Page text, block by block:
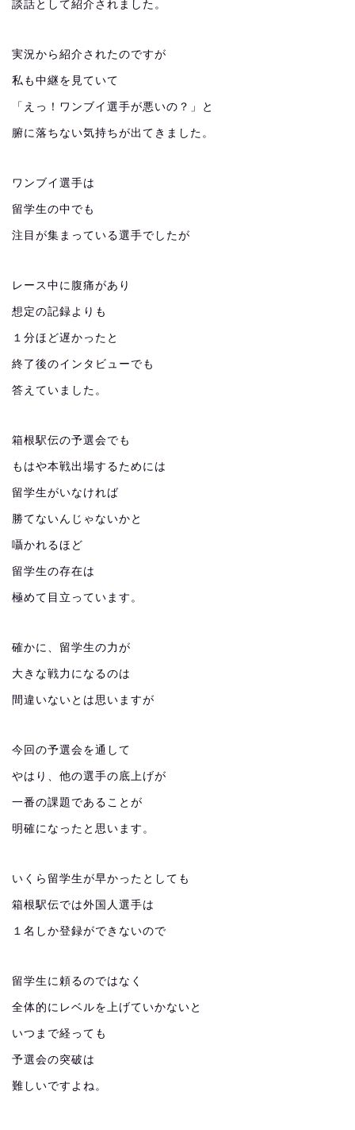
談話として紹介されました。
実況から紹介されたのですが
私も中継を見ていて
「えっ！ワンブイ選手が悪いの？」と
腑に落ちない気持ちが出てきました。
ワンブイ選手は
留学生の中でも
注目が集まっている選手でしたが
レース中に腹痛があり
想定の記録よりも
１分ほど遅かったと
終了後のインタビューでも
答えていました。
箱根駅伝の予選会でも
もはや本戦出場するためには
留学生がいなければ
勝てないんじゃないかと
囁かれるほど
留学生の存在は
極めて目立っています。
確かに、留学生の力が
大きな戦力になるのは
間違いないとは思いますが
今回の予選会を通して
やはり、他の選手の底上げが
一番の課題であることが
明確になったと思います。
いくら留学生が早かったとしても
箱根駅伝では外国人選手は
１名しか登録ができないので
留学生に頼るのではなく
全体的にレベルを上げていかないと
いつまで経っても
予選会の突破は
難しいですよね。